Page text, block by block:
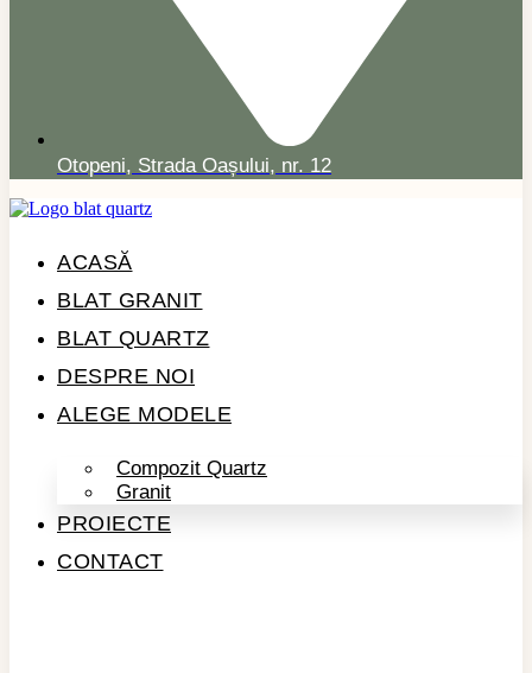
Otopeni, Strada Oașului, nr. 12
ACASĂ
BLAT GRANIT
BLAT QUARTZ
DESPRE NOI
ALEGE MODELE
Compozit Quartz
Granit
PROIECTE
CONTACT